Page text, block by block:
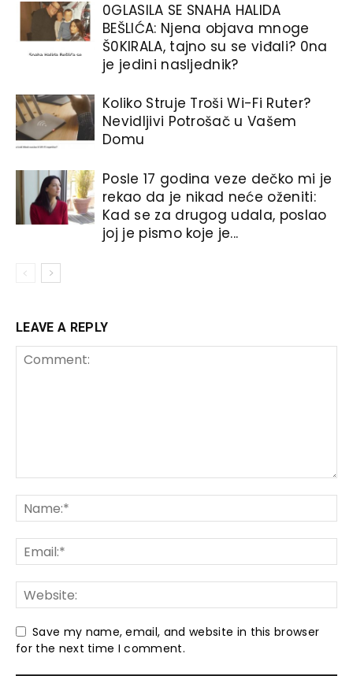
0GLASlLA SE SNAHA HALlDA
BEŠLlĆA: Njena objava mnoge
Š0KIRALA, tajno su se viđali? 0na
je jedini nasljednik?
Koliko Struje Troši Wi-Fi Ruter?
Nevidljivi Potrošač u Vašem
Domu
Posle 17 godina veze dečko mi je
rekao da je nikad neće oženiti:
Kad se za drugog udala, poslao
joj je pismo koje je...
LEAVE A REPLY
Save my name, email, and website in this browser
for the next time I comment.